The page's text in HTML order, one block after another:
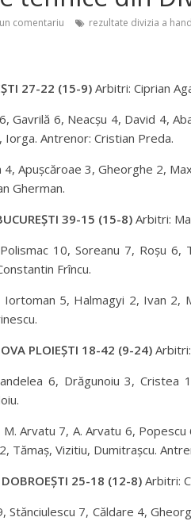
comentariu rezultate divizia a
27-22 (15-9) Arbitri: Ciprian
Gavrilă 6, Neacșu 4, David 4,
Iorga. Antrenor: Cristian Preda.
Apușcăroae 3, Gheorghe 2,
Gherman.
39-15 (15-8) Arbitri:
10, Soreanu 7, Roșu
Frîncu.
5, Halmagyi 2, Ivan 2,
PLOIEȘTI 18-42 (9-24)
6, Drăgunoiu 3, Cristea
Arvatu 7, A. Arvatu 6,
Tămaș, Vizitiu, Dumitrașcu.
DOBROEȘTI 25-18 (12-8) Arbitri:
Stănciulescu 7, Căldare 4,